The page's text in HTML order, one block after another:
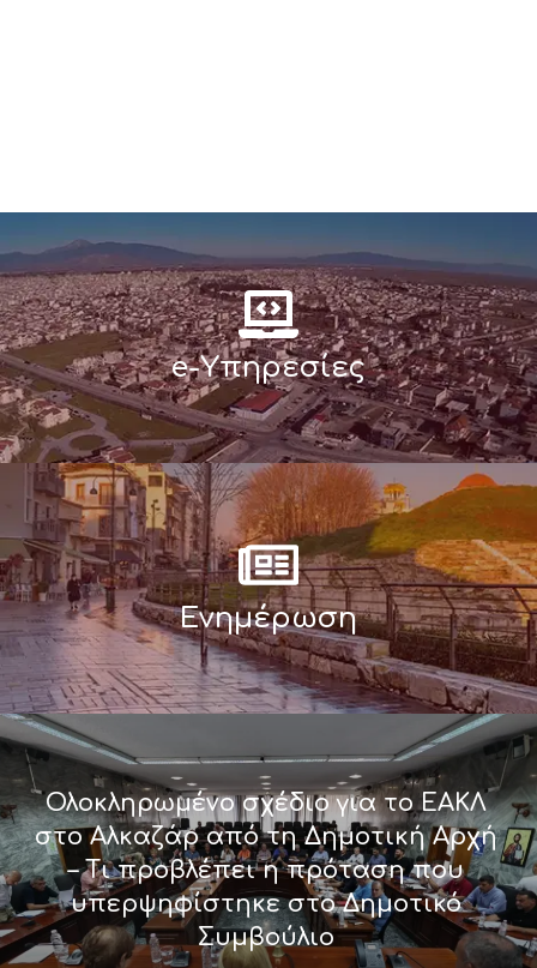
Ολοκληρωμένο σχέδιο για το ΕΑΚΛ
στο Αλκαζάρ από τη Δημοτική Αρχή
– Τι προβλέπει η πρόταση που
υπερψηφίστηκε στο Δημοτικό
Συμβούλιο
e-Υπηρεσίες
Ενημέρωση